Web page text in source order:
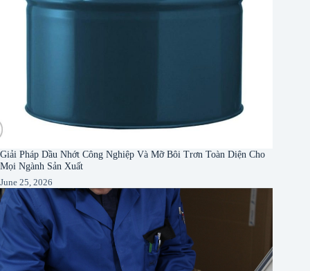
Giải Pháp Dầu Nhớt Công Nghiệp Và Mỡ Bôi Trơn Toàn Diện Cho
Mọi Ngành Sản Xuất
June 25, 2026